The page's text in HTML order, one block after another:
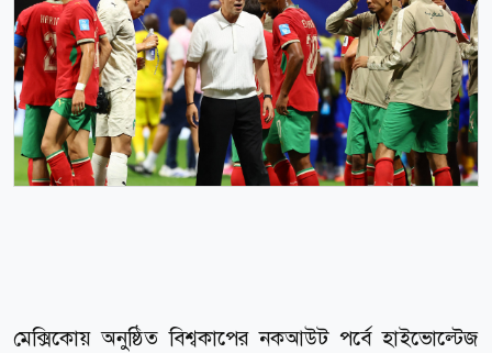
মেক্সিকোয় অনুষ্ঠিত বিশ্বকাপের নকআউট পর্বে হাইভোল্টেজ